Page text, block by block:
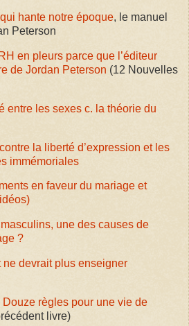
hante notre époque, le manuel
Peterson
en pleurs parce que l’éditeur
de Jordan Peterson (12 Nouvelles
entre les sexes c. la théorie du
la liberté d’expression et les
immémoriales
en faveur du mariage et
une des causes de
?
ne devrait plus enseigner
règles pour une vie de
livre)